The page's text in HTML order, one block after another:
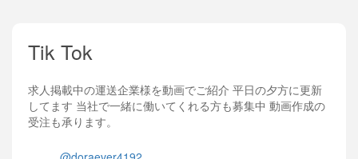
Tik Tok
求人掲載中の運送企業様を動画でご紹介 平日の夕方に更新
してます 当社で一緒に働いてくれる方も募集中 動画作成の
受注も承ります。